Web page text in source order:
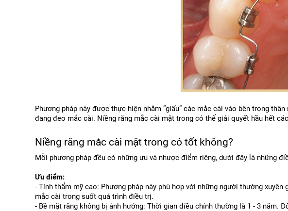
Phương pháp này được thực hiện nhằm “giấu” các mắc cài vào bên trong
đang đeo mắc cài. Niềng răng mắc cài mặt trong có thể giải quyết hầu hết
Niềng răng mắc cài mặt trong có tốt không?
Mỗi phương pháp đều có những ưu và nhược điểm riêng, dưới đây là những
Ưu điểm:
- Tính thẩm mỹ cao: Phương pháp này phù hợp với những người thường
mắc cài trong suốt quá trình điều trị.
- Bề mặt răng không bị ảnh hưởng: Thời gian điều chỉnh thường là 1 - 3 năm.